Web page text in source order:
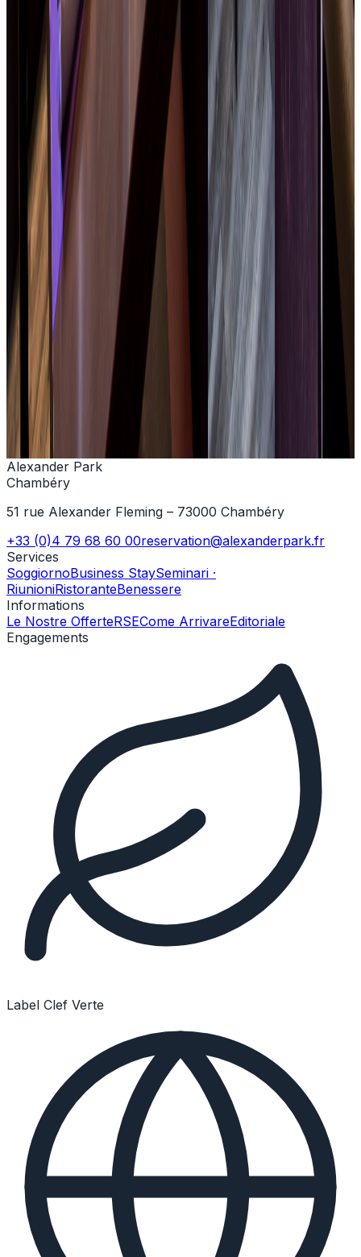
Aperto dal lunedì al venerdì · Parcheggio gratuito in loco
· Prenotazione consigliata
Prenotare un tavolo
+33 (0)4 79 68 60 00
Alexander Park
Chambéry
51 rue Alexander Fleming – 73000 Chambéry
+33 (0)4 79 68 60 00reservation@alexanderpark.fr
Services
SoggiornoBusiness StaySeminari ·
RiunioniRistoranteBenessere
Informations
Le Nostre OfferteRSECome ArrivareEditoriale
Engagements
Label Clef Verte